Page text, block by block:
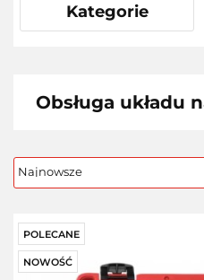
Kategorie
Obsługa układu
POLECANE
NOWOŚĆ